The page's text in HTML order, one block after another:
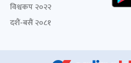
विश्वकप २०२२
दशैं-बसैं २०८१